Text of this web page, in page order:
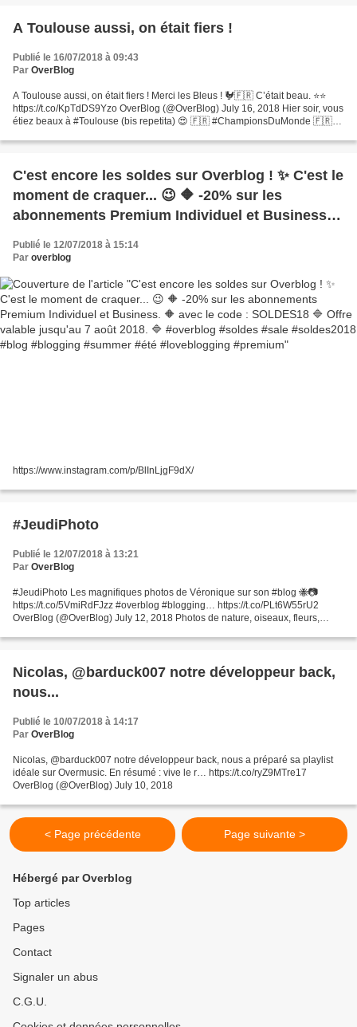
A Toulouse aussi, on était fiers !
Publié le 16/07/2018 à 09:43
Par OverBlog
A Toulouse aussi, on était fiers ! Merci les Bleus ! 🐓🇫🇷 C’était beau. ⭐⭐
https://t.co/KpTdDS9Yzo OverBlog (@OverBlog) July 16, 2018 Hier soir, vous
étiez beaux à #Toulouse (bis repetita) 😍 🇫🇷 #ChampionsDuMonde 🇫🇷
C'est encore les soldes sur Overblog ! ✨ C'est le
moment de craquer... 😉 🔶 -20% sur les
abonnements Premium Individuel et Business.
jusqu'au 7 août 2018. 🔷 #overblog #soldes
#été #loveblogging #premium
Publié le 12/07/2018 à 15:14
Par overblog
https://www.instagram.com/p/BlInLjgF9dX/
#JeudiPhoto
Publié le 12/07/2018 à 13:21
Par OverBlog
#JeudiPhoto Les magnifiques photos de Véronique sur son #blog 🐝📷
https://t.co/5VmiRdFJzz #overblog #blogging… https://t.co/PLt6W55rU2
OverBlog (@OverBlog) July 12, 2018 Photos de nature, oiseaux, fleurs,
Nicolas, @barduck007 notre développeur back,
nous...
Publié le 10/07/2018 à 14:17
Par OverBlog
Nicolas, @barduck007 notre développeur back, nous a préparé sa playlist
idéale sur Overmusic. En résumé : vive le r… https://t.co/ryZ9MTre17
OverBlog (@OverBlog) July 10, 2018
< Page précédente Page suivante >
Hébergé par Overblog
Top articles
Pages
Contact
Signaler un abus
C.G.U.